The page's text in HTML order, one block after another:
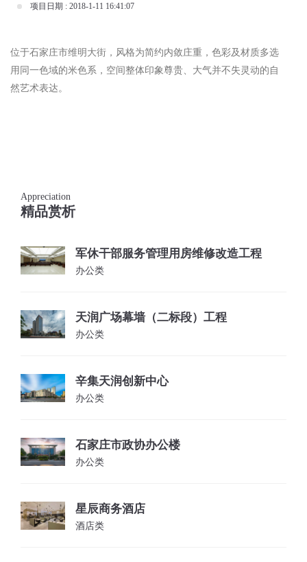
项目日期 : 2018-1-11 16:41:07
位于石家庄市维明大街，风格为简约内敛庄重，色彩及材质多选
用同一色域的米色系，空间整体印象尊贵、大气并不失灵动的自
然艺术表达。
Appreciation
精品赏析
军休干部服务管理用房维修改造工程
办公类
天润广场幕墙（二标段）工程
办公类
辛集天润创新中心
办公类
石家庄市政协办公楼
办公类
星辰商务酒店
酒店类